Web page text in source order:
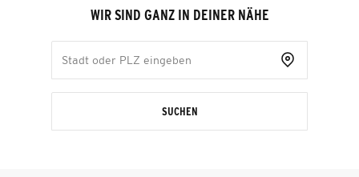
WIR SIND GANZ IN DEINER NÄHE
SUCHEN